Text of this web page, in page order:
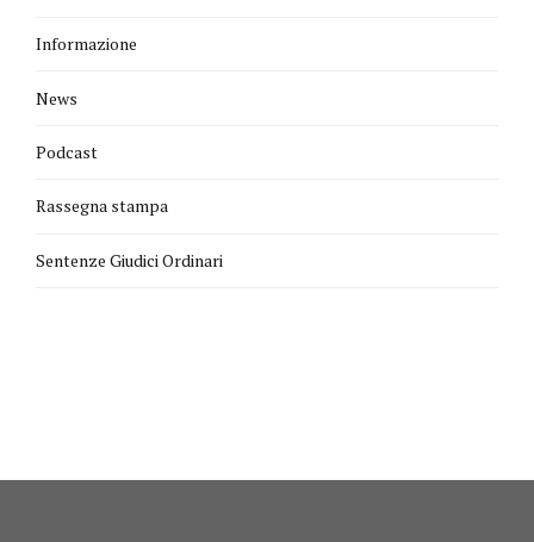
Informazione
News
Podcast
Rassegna stampa
Sentenze Giudici Ordinari